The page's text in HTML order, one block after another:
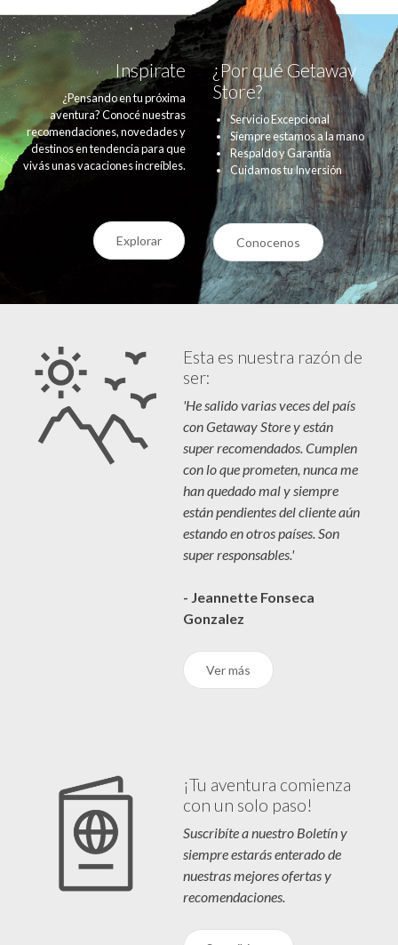
Inspirate
¿Pensando en tu próxima
aventura? Conocé nuestras
recomendaciones, novedades y
destinos en tendencia para que
vivás unas vacaciones increíbles.
¿Por qué Getaway
Store?
Servicio Excepcional
Siempre estamos a la mano
Respaldo y Garantía
Cuidamos tu Inversión
Explorar Conocenos
Esta es nuestra razón de
ser:
'He salido varias veces del país
con Getaway Store y están
super recomendados. Cumplen
con lo que prometen, nunca me
han quedado mal y siempre
están pendientes del cliente aún
estando en otros países. Son
super responsables.'
- Jeannette Fonseca
Gonzalez
Ver más
¡Tu aventura comienza
con un solo paso!
Suscribíte a nuestro Boletín y
siempre estarás enterado de
nuestras mejores ofertas y
recomendaciones.